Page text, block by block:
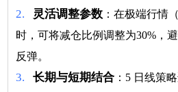
2. 灵活调整参数：在极端行情
时，可将减仓比例调整为30%，
反弹。
3. 长期与短期结合：5 日线策